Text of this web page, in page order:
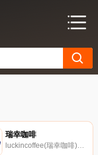
瑞幸咖啡
luckincoffee(瑞幸咖啡)中国新零售咖啡典型代表，以优选的产品原料、精湛的咖啡工艺，创新的商业模式，专注于提供高性价比、高便利性的产品，努力为广大消费者带来更高品质的咖啡消费新体验，推动咖啡文化在中国的普及和发展。